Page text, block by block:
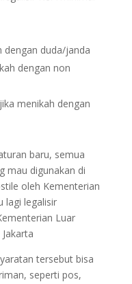
dengan duda/janda
dengan non
menikah dengan
baru, semua
mau digunakan di
oleh Kementerian
lagi legalisir
Luar
tersebut bisa
seperti pos,